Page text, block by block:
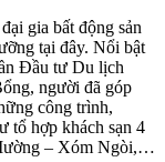
gia bất động sản
tại đây. Nổi bật
Đầu tư Du lịch
người đã góp
công trình,
tổ hợp khách sạn 4
– Xóm Ngòi,…